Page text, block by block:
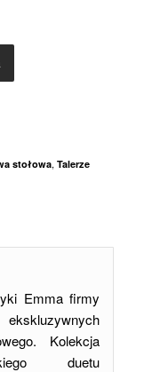
stołowa, Talerze
Emma firmy
Kolekcja
duetu